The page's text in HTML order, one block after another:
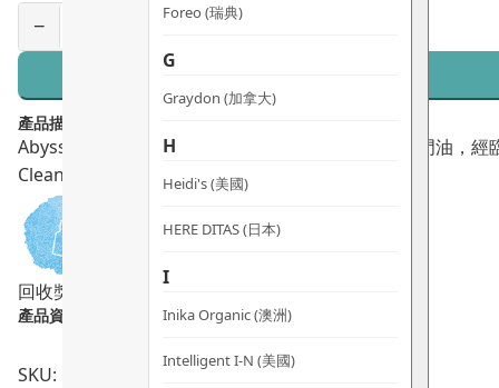
Foreo (瑞典)
G
Graydon (加拿大)
H
Heidi's (美國)
HERE DITAS (日本)
I
Inika Organic (澳洲)
Intelligent I-N (美國)
−
產品描述：
Abyssian 螺旋藻抗污染護髮素，蘊含螺旋藻及所羅門油，
Clean Beauty 推薦。
回收獎賞 敏感肌適用
產品資料：
SKU: PRO01547, PRO01824